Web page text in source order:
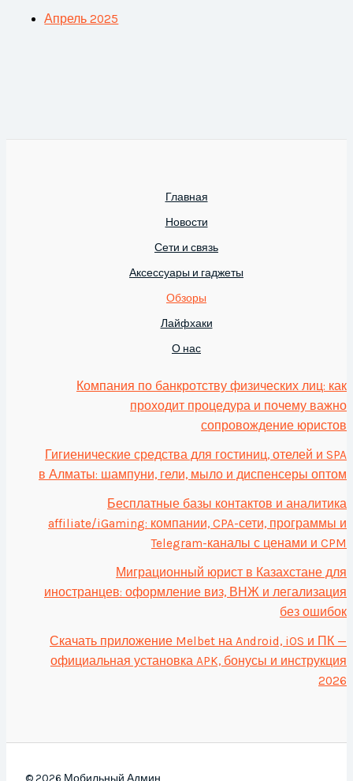
Апрель 2025
Главная
Новости
Сети и связь
Аксессуары и гаджеты
Обзоры
Лайфхаки
О нас
Компания по банкротству физических лиц: как
проходит процедура и почему важно
сопровождение юристов
Гигиенические средства для гостиниц, отелей и SPA
в Алматы: шампуни, гели, мыло и диспенсеры оптом
Бесплатные базы контактов и аналитика
affiliate/iGaming: компании, CPA-сети, программы и
Telegram-каналы с ценами и CPM
Миграционный юрист в Казахстане для
иностранцев: оформление виз, ВНЖ и легализация
без ошибок
Скачать приложение Melbet на Android, iOS и ПК —
официальная установка APK, бонусы и инструкция
2026
© 2026 Мобильный Админ